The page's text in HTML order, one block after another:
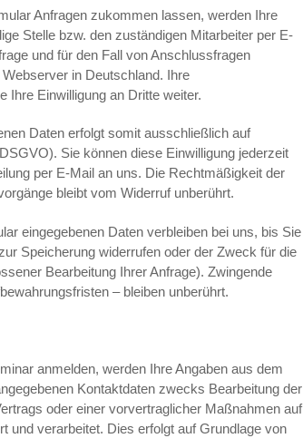
Anfragen zukommen lassen, werden Ihre
Stelle bzw. den zuständigen Mitarbeiter per E-
und für den Fall von Anschlussfragen
in Deutschland. Ihre
Ihre Einwilligung an Dritte weiter.
Daten erfolgt somit ausschließlich auf
Sie können diese Einwilligung jederzeit
per E-Mail an uns. Die Rechtmäßigkeit der
bleibt vom Widerruf unberührt.
eingegebenen Daten verbleiben bei uns, bis Sie
Speicherung widerrufen oder der Zweck für die
Bearbeitung Ihrer Anfrage). Zwingende
– bleiben unberührt.
anmelden, werden Ihre Angaben aus dem
Kontaktdaten zwecks Bearbeitung der
oder einer vorvertraglicher Maßnahmen auf
und verarbeitet. Dies erfolgt auf Grundlage von